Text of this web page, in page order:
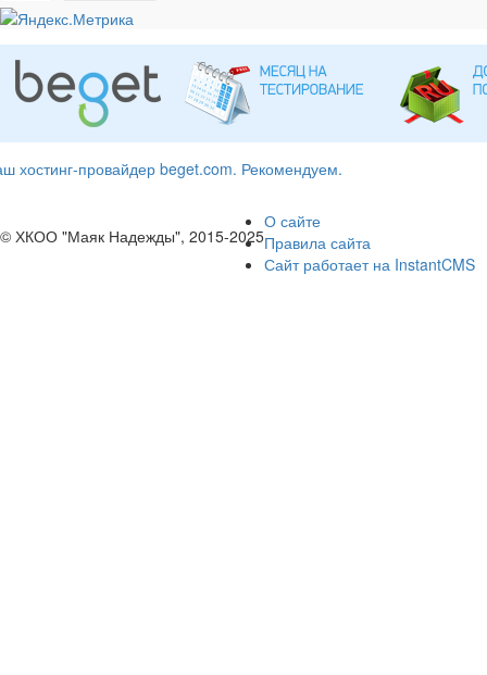
хостинг-провайдер beget.com. Рекомендуем.
© ХКОО "Маяк Надежды", 2015-2025
О сайте
Правила сайта
Сайт работает на InstantCMS